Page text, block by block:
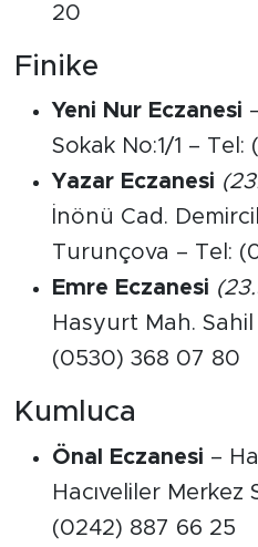
20
Finike
Yeni Nur Eczanesi
Sokak No:1/1 –
Yazar Eczanesi
İnönü Cad.
Turunçova – Tel:
Emre Eczanesi
Hasyurt Mah.
(0530) 368 07 80
Kumluca
Önal Eczanesi –
Hacıveliler Merkez
(0242) 887 66 25